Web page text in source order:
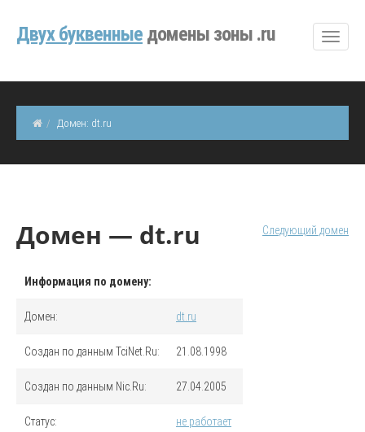
Двуx буквенные домены зоны .ru
Домен: dt.ru
Следующий домен
Домен — dt.ru
Информация по домену:
Домен: dt.ru
Создан по данным TciNet.Ru: 21.08.1998
Создан по данным Nic.Ru: 27.04.2005
Статус: не работает